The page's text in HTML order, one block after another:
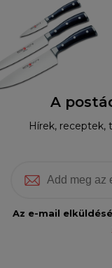
A
Hírek, receptek,
Az e-mail